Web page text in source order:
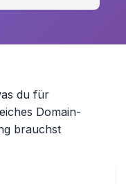
du für
Domain-
brauchst